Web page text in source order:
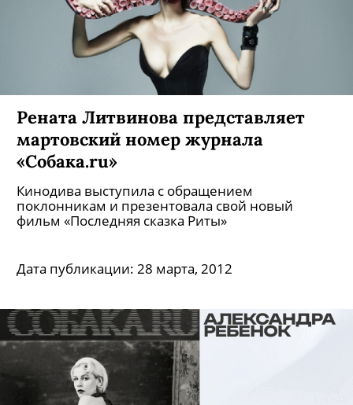
Рената Литвинова представляет
мартовский номер журнала
«Собака.ru»
Кинодива выступила с обращением
поклонникам и презентовала свой новый
фильм «Последняя сказка Риты»
Дата публикации: 28 марта, 2012